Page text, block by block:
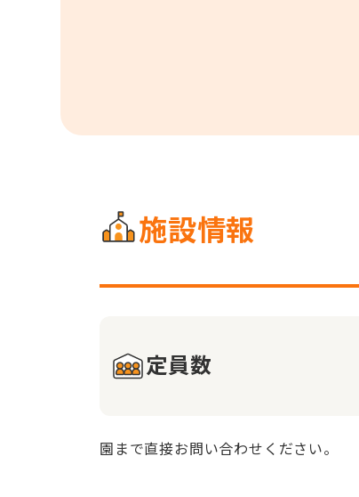
施設情報
定員数
園まで直接お問い合わせください。